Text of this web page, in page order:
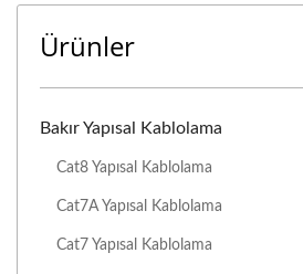
Ürünler
Bakır Yapısal Kablolama
Cat8 Yapısal Kablolama
Cat7A Yapısal Kablolama
Cat7 Yapısal Kablolama